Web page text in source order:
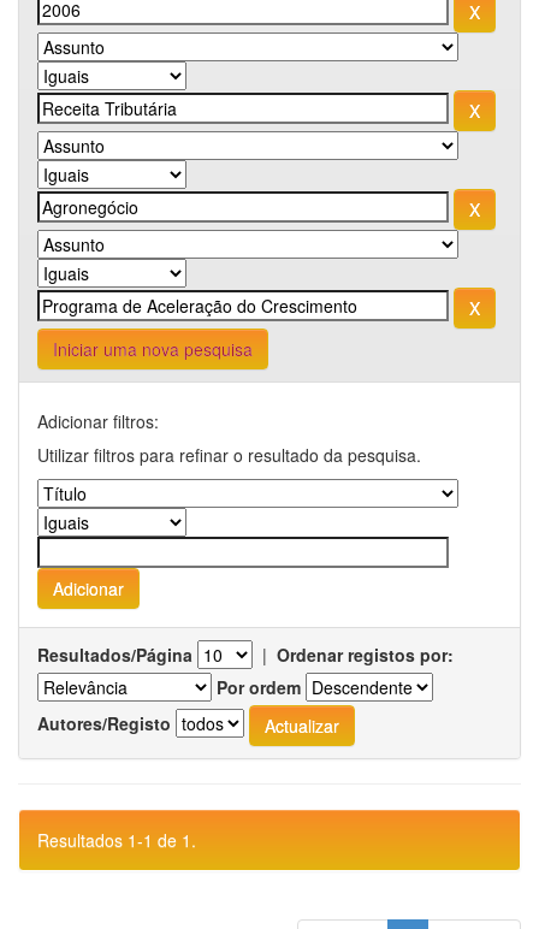
Iniciar uma nova pesquisa
Adicionar filtros:
Utilizar filtros para refinar o resultado da pesquisa.
Resultados/Página | Ordenar registos por:
Por ordem
Autores/Registo
Resultados 1-1 de 1.